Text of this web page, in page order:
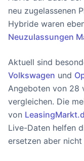
neu zugelassenen
Hybride waren
Neuzulassungen
Aktuell sind
Volkswagen und
Angeboten von 28
vergleichen. Die
von
Live-Daten helfen
ersetzen aber